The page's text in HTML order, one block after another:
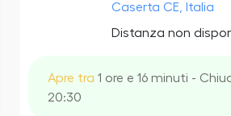
Caserta CE, Italia
Distanza non
Apre tra 1 ore e 16 minuti -
20:30